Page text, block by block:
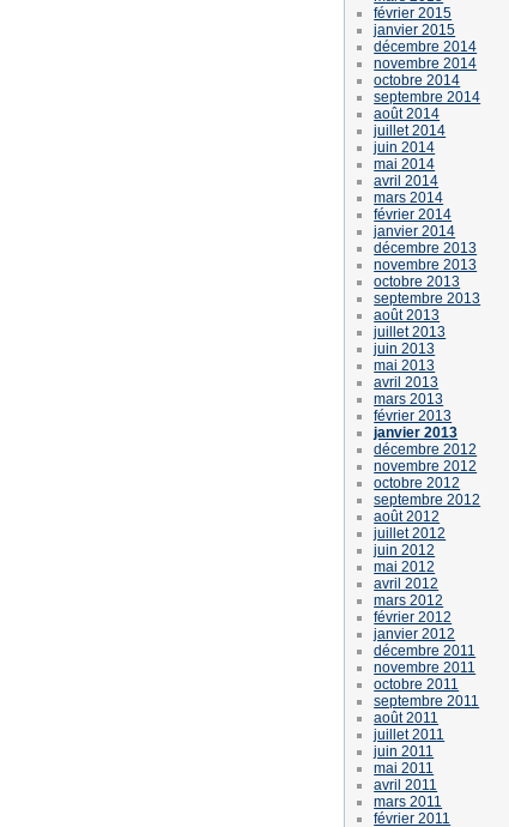
février 2015
janvier 2015
décembre 2014
novembre 2014
octobre 2014
septembre 2014
août 2014
juillet 2014
juin 2014
mai 2014
avril 2014
mars 2014
février 2014
janvier 2014
décembre 2013
novembre 2013
octobre 2013
septembre 2013
août 2013
juillet 2013
juin 2013
mai 2013
avril 2013
mars 2013
février 2013
janvier 2013
décembre 2012
novembre 2012
octobre 2012
septembre 2012
août 2012
juillet 2012
juin 2012
mai 2012
avril 2012
mars 2012
février 2012
janvier 2012
décembre 2011
novembre 2011
octobre 2011
septembre 2011
août 2011
juillet 2011
juin 2011
mai 2011
avril 2011
mars 2011
février 2011